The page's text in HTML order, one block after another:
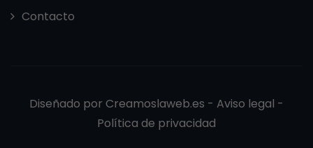
Contacto
Diseñado por Creamoslaweb.es - Aviso legal -
Política de privacidad